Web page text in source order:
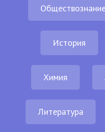
История
Химия
Литература